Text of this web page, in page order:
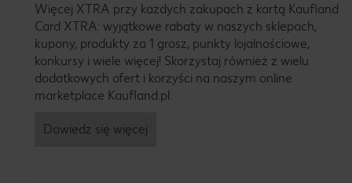
Więcej XTRA przy każdych zakupach z kartą Kaufland
Card XTRA: wyjątkowe rabaty w naszych sklepach,
kupony, produkty za 1 grosz, punkty lojalnościowe,
konkursy i wiele więcej! Skorzystaj również z wielu
dodatkowych ofert i korzyści na naszym online
marketplace Kaufland.pl.
Dowiedz się więcej